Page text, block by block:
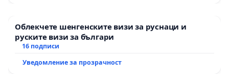
Облекчете шенгенските визи за руснаци и
руските визи за българи
16 подписи
Уведомление за прозрачност